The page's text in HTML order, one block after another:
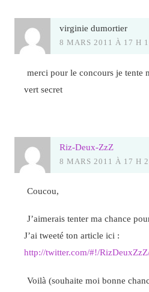
virginie dumortier
8 MARS 2011 À 17 H
merci pour le concours je tente
vert secret
Riz-Deux-ZzZ
8 MARS 2011 À 17 H
Coucou,
J’aimerais tenter ma chance
J’ai tweeté ton article ici :
http://twitter.com/#!/
Voilà (souhaite moi bonne